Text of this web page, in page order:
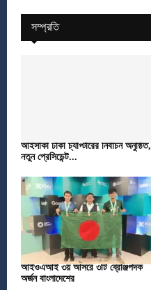
সম্প্রতি
আইসাকা ঢাকা চ্যাপ্টারের নির্বাচন অনুষ্ঠিত,
নতুন প্রেসিডেন্ট...
আইওএআই ৩য় আসরে ৩টি ব্রোঞ্জপদক
অর্জন বাংলাদেশের